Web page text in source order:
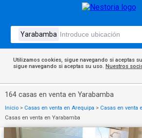
Utilizamos cookies, sigue navegando si aceptas
sigue navegando si aceptas su uso. Nuestros
164 casas en venta en Yarabamba
Inicio > Casas en venta en Arequipa > Casas en venta
Casas en venta en Yarabamba